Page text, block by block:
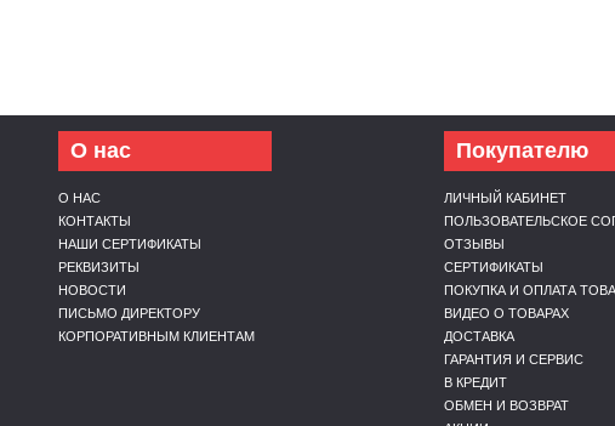
О нас
О НАС
КОНТАКТЫ
НАШИ СЕРТИФИКАТЫ
РЕКВИЗИТЫ
НОВОСТИ
ПИСЬМО ДИРЕКТОРУ
КОРПОРАТИВНЫМ КЛИЕНТАМ
Покупателю
ЛИЧНЫЙ КАБИНЕТ
ПОЛЬЗОВАТЕЛЬСКОЕ
ОТЗЫВЫ
СЕРТИФИКАТЫ
ПОКУПКА И ОПЛАТА
ВИДЕО О ТОВАРАХ
ДОСТАВКА
ГАРАНТИЯ И СЕРВИС
В КРЕДИТ
ОБМЕН И ВОЗВРАТ